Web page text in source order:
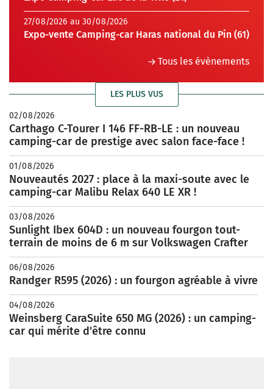
27/08/2026 au 30/08/2026
Expo-vente Camping-car Haras national du Pin (61)
Tous les évènements
LES PLUS VUS
02/08/2026
Carthago C-Tourer I 146 FF-RB-LE : un nouveau
camping-car de prestige avec salon face-face !
01/08/2026
Nouveautés 2027 : place à la maxi-soute avec le
camping-car Malibu Relax 640 LE XR !
03/08/2026
Sunlight Ibex 604D : un nouveau fourgon tout-
terrain de moins de 6 m sur Volkswagen Crafter
06/08/2026
Randger R595 (2026) : un fourgon agréable à vivre
04/08/2026
Weinsberg CaraSuite 650 MG (2026) : un camping-
car qui mérite d'être connu